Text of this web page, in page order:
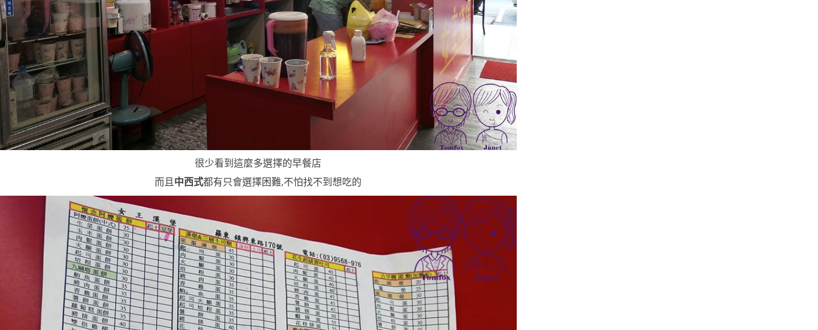
很少看到這麼多選擇的早餐店
而且 中西式都有只會選擇困難,不怕找不到想吃的